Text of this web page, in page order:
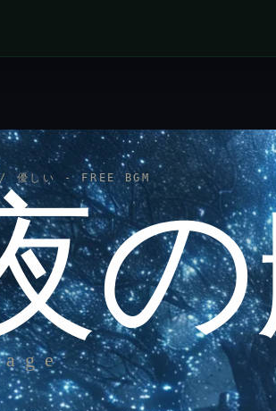
/ 優しい - FREE BGM